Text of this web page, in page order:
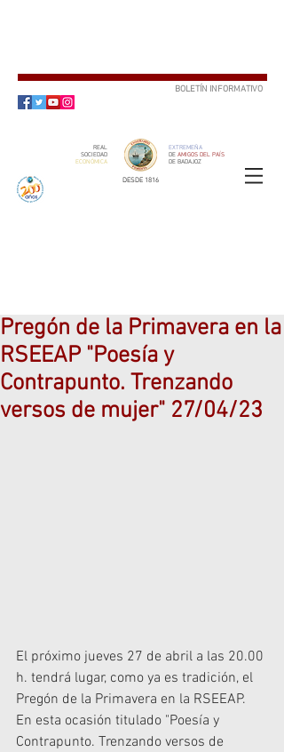
BOLETÍN INFORMATIVO
REAL
SOCIEDAD
ECONÓMICA
EXTREMEÑA
DE AMIGOS DEL PAÍS
DE BADAJOZ
DESDE 1816
Pregón de la Primavera en la
RSEEAP "Poesía y
Contrapunto. Trenzando
versos de mujer" 27/04/23
El próximo jueves 27 de abril a las 20.00
h. tendrá lugar, como ya es tradición, el
Pregón de la Primavera en la RSEEAP.
En esta ocasión titulado "Poesía y
Contrapunto. Trenzando versos de